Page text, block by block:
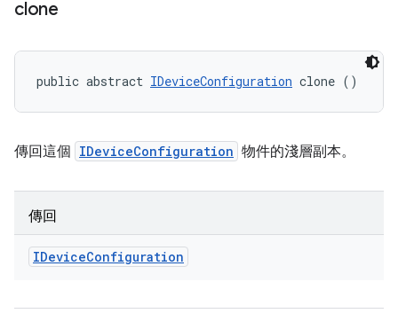
clone
public abstract IDeviceConfiguration clone ()
傳回這個 IDeviceConfiguration 物件的淺層副本。
傳回
IDeviceConfiguration